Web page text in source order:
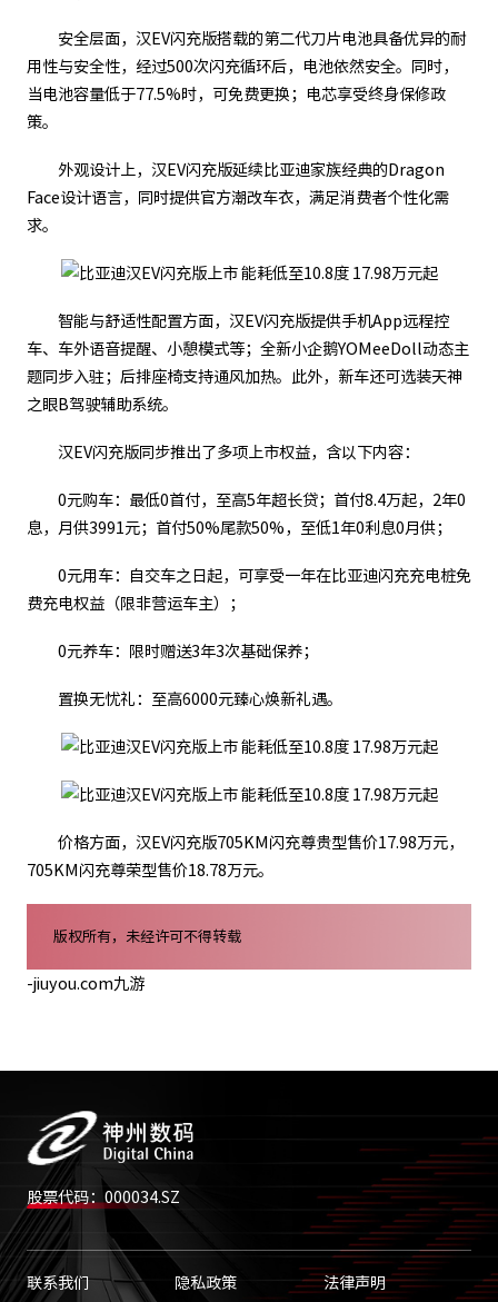
安全层面，汉EV闪充版搭载的第二代刀片电池具备优异的耐
用性与安全性，经过500次闪充循环后，电池依然安全。同时，
当电池容量低于77.5%时，可免费更换；电芯享受终身保修政
策。
外观设计上，汉EV闪充版延续比亚迪家族经典的Dragon
Face设计语言，同时提供官方潮改车衣，满足消费者个性化需
求。
智能与舒适性配置方面，汉EV闪充版提供手机App远程控
车、车外语音提醒、小憩模式等；全新小企鹅YOMeeDoll动态主
题同步入驻；后排座椅支持通风加热。此外，新车还可选装天神
之眼B驾驶辅助系统。
汉EV闪充版同步推出了多项上市权益，含以下内容：
0元购车：最低0首付，至高5年超长贷；首付8.4万起，2年0
息，月供3991元；首付50%尾款50%，至低1年0利息0月供；
0元用车：自交车之日起，可享受一年在比亚迪闪充充电桩免
费充电权益（限非营运车主）；
0元养车：限时赠送3年3次基础保养；
置换无忧礼：至高6000元臻心焕新礼遇。
价格方面，汉EV闪充版705KM闪充尊贵型售价17.98万元，
705KM闪充尊荣型售价18.78万元。
版权所有，未经许可不得转载
-jiuyou.com九游
股票代码：000034.SZ
联系我们 隐私政策 法律声明